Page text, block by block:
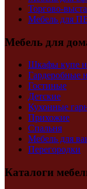
Торгово-
Мебель для
Мебель для
Шкафы купе
Гардеробные
Гостиные
Детские
Кухонные
Прихожие
Спальня
Мебель для
Перегородки
Каталоги